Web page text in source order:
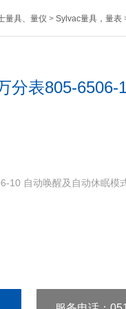
量具、量仪 > Sylvac量具，量表
分表805-6506-
10 自动唤醒及自动休眠模